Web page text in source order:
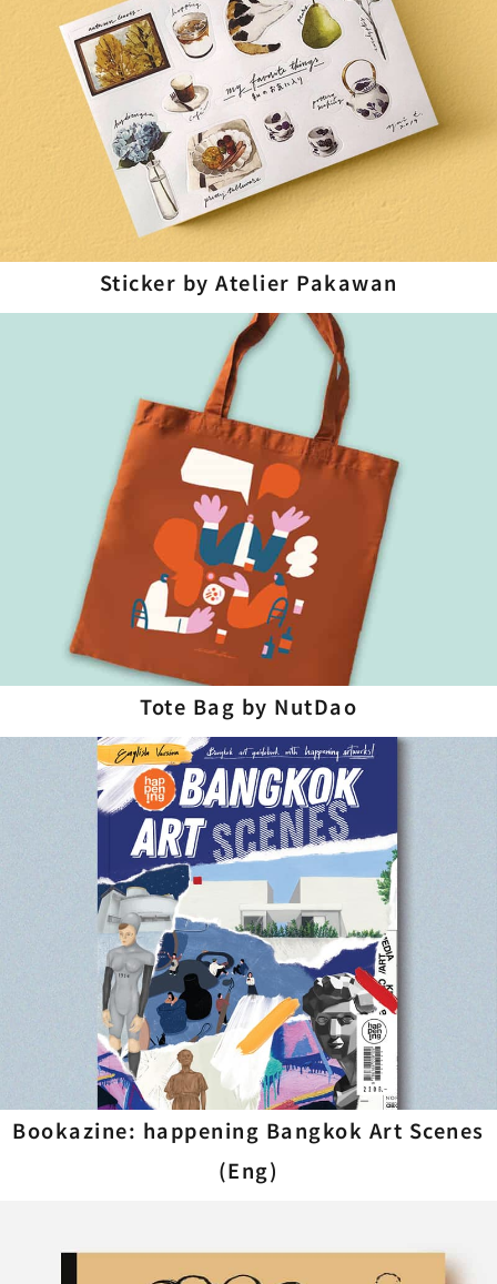
Sticker by Atelier Pakawan
Tote Bag by NutDao
Bookazine: happening Bangkok Art Scenes
(Eng)